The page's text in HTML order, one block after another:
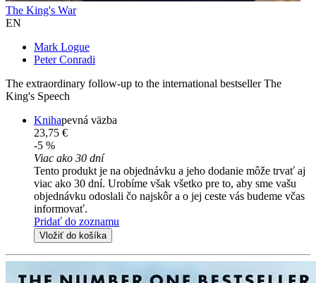
The King's War
EN
Mark Logue
Peter Conradi
The extraordinary follow-up to the international bestseller The
King's Speech
Knihapevná väzba
23,75 €
-5 %
Viac ako 30 dní
Tento produkt je na objednávku a jeho dodanie môže trvať aj
viac ako 30 dní. Urobíme však všetko pre to, aby sme vašu
objednávku odoslali čo najskôr a o jej ceste vás budeme včas
informovať.
Pridať do zoznamu
Vložiť do košíka